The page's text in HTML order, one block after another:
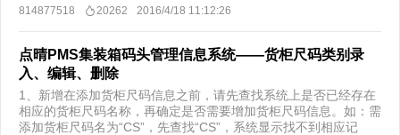
814877518 20262 2016/4/18 11:12:26
点晴PMS集装箱码头管理信息系统——货柜尺码类别录
入、编辑、删除
1、新增在添加货柜尺码信息之前，请先查找系统上是否已经存在
相应的货柜尺码名称，再确定是否需要增加货柜尺码信息。如：需
添加货柜尺码名为“CS”，先查找“CS”，系统显示找不到相应记